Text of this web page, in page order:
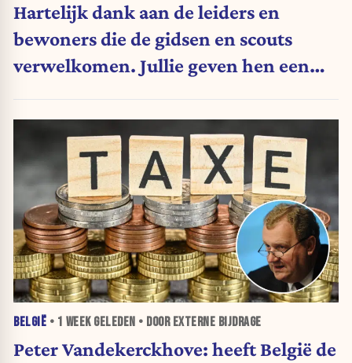
Hartelijk dank aan de leiders en
bewoners die de gidsen en scouts
verwelkomen. Jullie geven hen een
BELGIË • 1 WEEKGELEDEN • DOOR EXTERNE BIJDRAGE
Peter Vandekerckhove: heeft België de